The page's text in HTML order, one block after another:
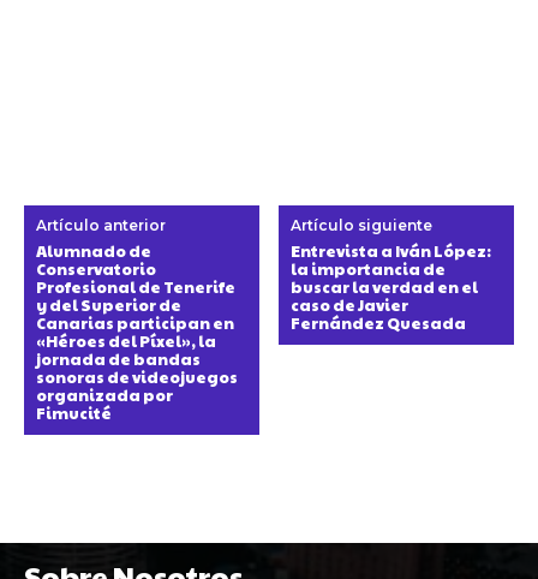
Artículo anterior
Alumnado de
Conservatorio
Profesional de Tenerife
y del Superior de
Canarias participan en
«Héroes del Píxel», la
jornada de bandas
sonoras de videojuegos
organizada por
Fimucité
Artículo siguiente
Entrevista a Iván López:
la importancia de
buscar la verdad en el
caso de Javier
Fernández Quesada